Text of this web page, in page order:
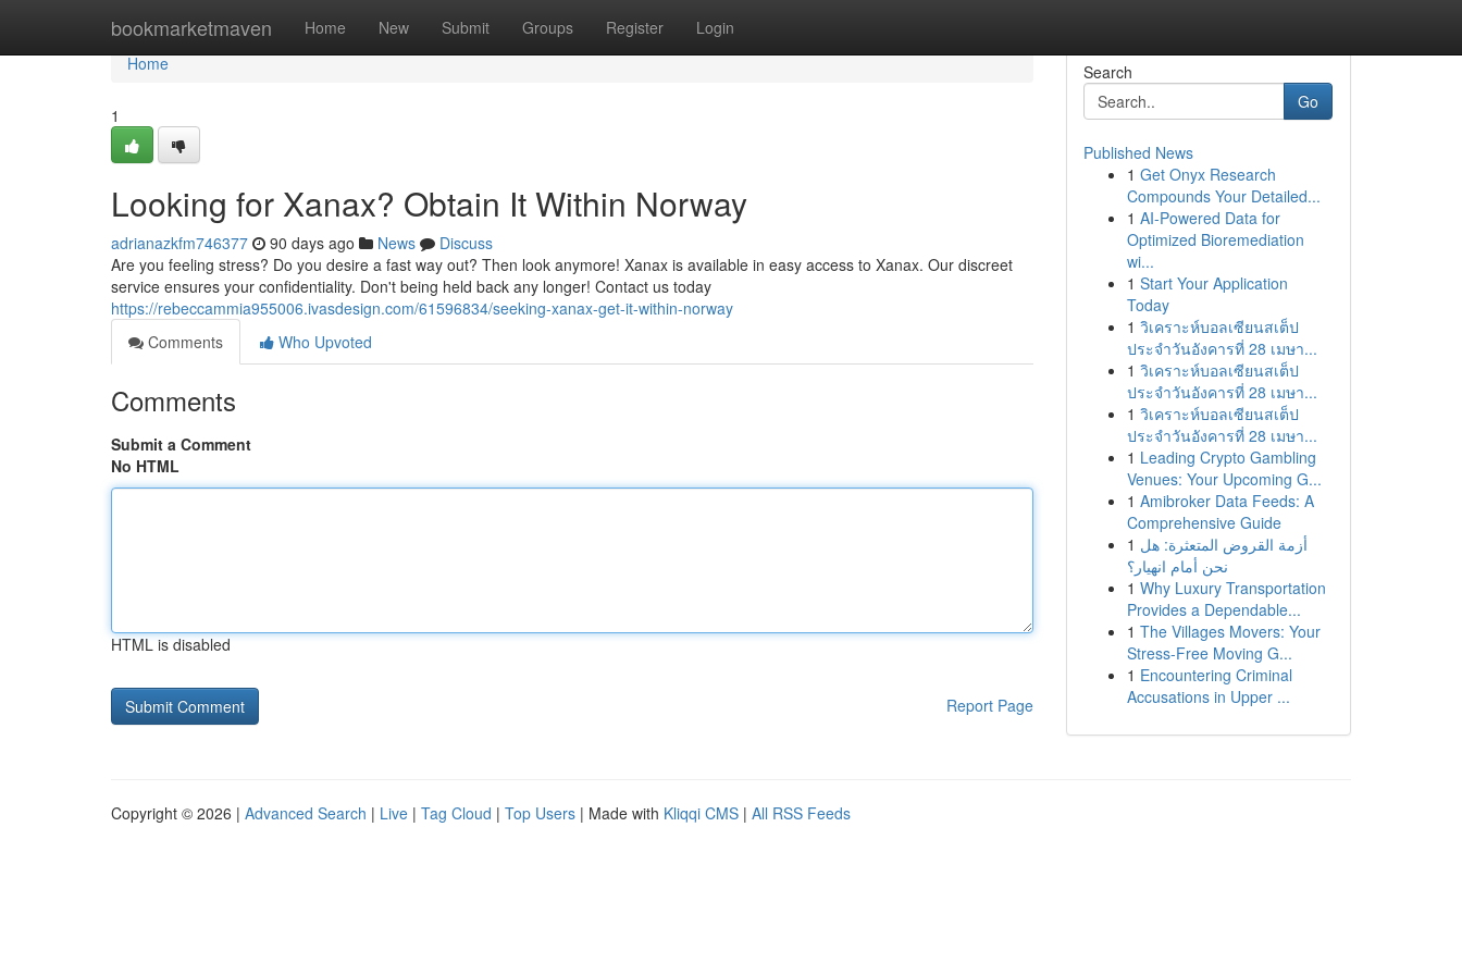
bookmarketmaven Home New Submit Groups Register Login
Home
Home
1
Looking for Xanax? Obtain It Within Norway
adrianazkfm746377 90 days ago News
Discuss
Are you feeling stress? Do you desire a fast way out? Then look anymore! Xanax is available in easy access to Xanax. Our discreet
service ensures your confidentiality. Don't being held back any longer! Contact us today
https://rebeccammia955006.ivasdesign.com/61596834/seeking-xanax-get-it-within-norway
Comments
Who Upvoted
Comments
Submit a Comment
No HTML
HTML is disabled
Report Page
Search
Go
Published News
1 Get Onyx Research
Compounds Your Detailed...
1 AI-Powered Data for
Optimized Bioremediation
wi...
1 Start Your Application
Today
1 วิเคราะห์บอลเซียนสเต็ป
ประจำวันอังคารที่ 28 เมษา...
1 วิเคราะห์บอลเซียนสเต็ป
ประจำวันอังคารที่ 28 เมษา...
1 วิเคราะห์บอลเซียนสเต็ป
ประจำวันอังคารที่ 28 เมษา...
1 Leading Crypto Gambling
Venues: Your Upcoming G...
1 Amibroker Data Feeds: A
Comprehensive Guide
1 أزمة القروض المتعثرة: هل
نحن أمام انهيار؟
1 Why Luxury Transportation
Provides a Dependable...
1 The Villages Movers: Your
Stress-Free Moving G...
1 Encountering Criminal
Accusations in Upper ...
Copyright © 2026 | Advanced Search | Live | Tag Cloud | Top Users | Made with Kliqqi CMS | All RSS Feeds